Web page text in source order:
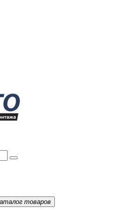
товаров